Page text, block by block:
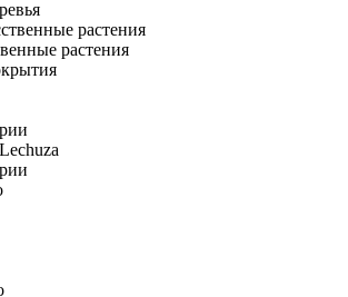
растения
растения